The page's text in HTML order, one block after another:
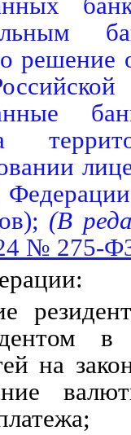
решение
(В
№ 275-
в
на